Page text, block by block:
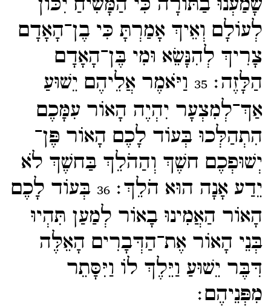
לְעוֹלָם וְאֵיךְ אָמַרְתָּ כִּי בֶן־​הָאָדָם
צָרִיךְ לְהִנָּשֵׂא וּמִי בֶּן־​הָאָדָם
הַלָּזֶה׃35 וַיֹּאמֶר אֲלֵיהֶם יֵשׁוּעַ
אַךְ־​לְמִצְעָר יִהְיֶה הָאוֹר עִמָּכֶם
הִתְהַלְּכוּ בְּעוֹד לָכֶם הָאוֹר פֶּן־​
יְשׁוּפְכֶם חשֶׁךְ וְהַהֹלֵךְ בַּחשֶׁךְ לֹא
יֵדַע אָנָה הוּא הֹלֵךְ׃36 בְּעוֹד לָכֶם
הָאוֹר הַאֲמִינוּ בָאוֹר לְמַעַן תִּהְיוּ
בְּנֵי הָאוֹר אֶת־​הַדְּבָרִים הָאֵלֶּה
דִּבֶּר יֵשׁוּעַ וַיֵּלֶךְ לוֹ וַיִּסָּתֵר
מִפְּנֵיהֶם׃